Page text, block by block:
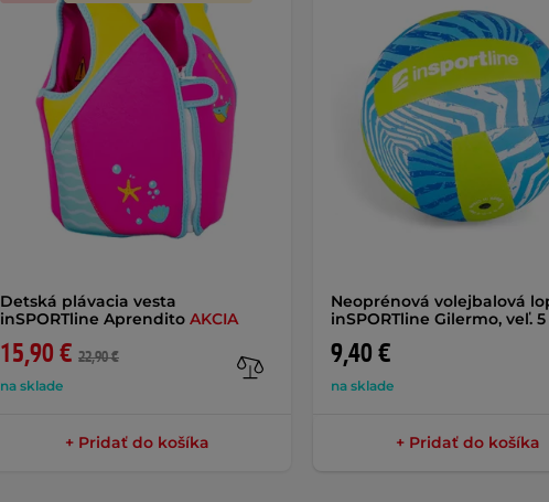
Detská plávacia vesta
inSPORTline Aprendito AKCIA
15,90 € 22,90 €
na sklade
+ Pridať do košíka
Neoprénová volejbalová
inSPORTline Gilermo, veľ. 5
9,40 €
na sklade
+ Pridať do košíka